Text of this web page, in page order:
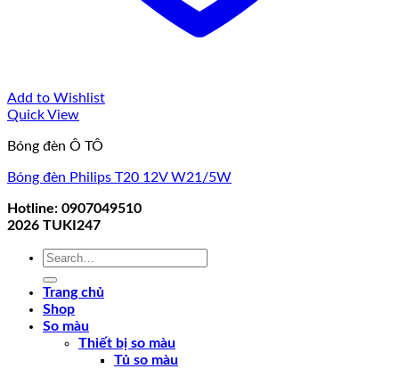
Add to Wishlist
Quick View
Bóng đèn Ô TÔ
Bóng đèn Philips T20 12V W21/5W
Hotline: 0907049510
2026 TUKI247
Search
Trang chủ
Shop
So màu
Thiết bị so màu
Tủ so màu